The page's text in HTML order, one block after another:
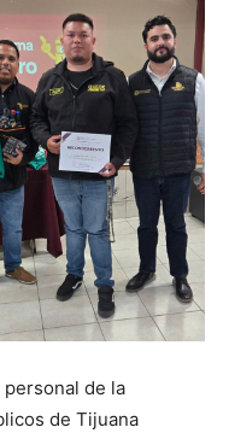
personal de la
de Tijuana